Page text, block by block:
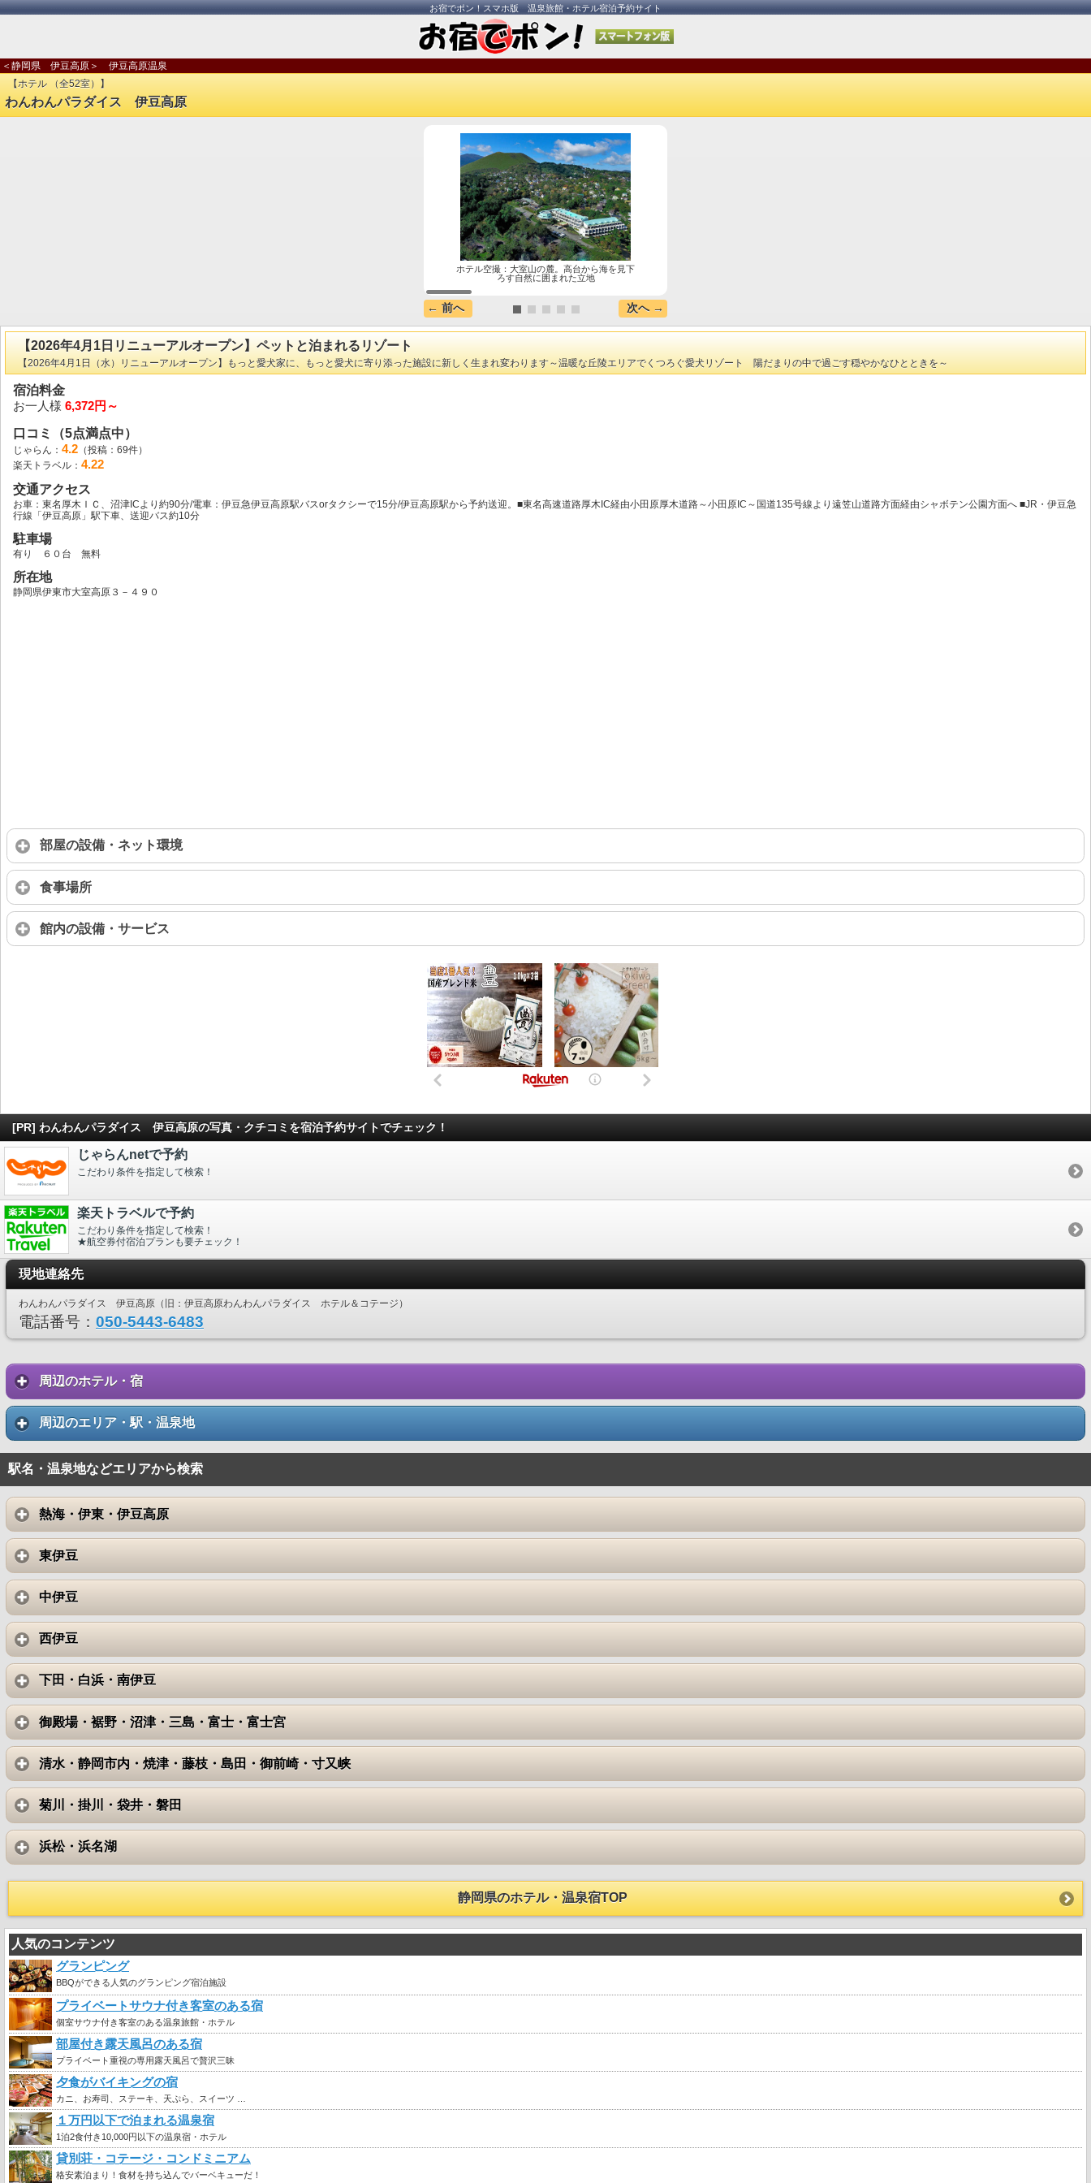
お宿でポン！スマホ版 温泉旅館・ホテル宿泊予約サイト
＜静岡県 伊豆高原＞ 伊豆高原温泉
【ホテル （全52室）】
わんわんパラダイス 伊豆高原
ホテル空撮：大室山の麓。高台から海を見下
ろす自然に囲まれた立地
← 前へ 次へ →
【2026年4月1日リニューアルオープン】ペットと泊まれるリゾート
【2026年4月1日（水）リニューアルオープン】もっと愛犬家に、もっと愛犬に寄り添った施設に新しく生まれ変わります～温暖な丘陵エリアでくつろぐ愛犬リゾート 陽だまりの中で過ごす穏やかなひとときを～
宿泊料金
お一人様 6,372円～
口コミ（5点満点中）
じゃらん： 4.2 （投稿：69件）
楽天トラベル： 4.22
交通アクセス
お車：東名厚木ＩＣ、沼津ICより約90分/電車：伊豆急伊豆高原駅バスorタクシーで15分/伊豆高原駅から予約送迎。■東名高速道路厚木IC経由小田原厚木道路～小田原IC～国道135号線より遠笠山道路方面経由シャボテン公園方面へ ■JR・伊豆急
行線「伊豆高原」駅下車、送迎バス約10分
駐車場
有り ６０台 無料
所在地
静岡県伊東市大室高原３－４９０
部屋の設備・ネット環境
食事場所
館内の設備・サービス
[PR] わんわんパラダイス 伊豆高原の写真・クチコミを宿泊予約サイトでチェック！
じゃらんnetで予約
こだわり条件を指定して検索！
楽天トラベルで予約
こだわり条件を指定して検索！
★航空券付宿泊プランも要チェック！
現地連絡先
わんわんパラダイス 伊豆高原（旧：伊豆高原わんわんパラダイス ホテル＆コテージ）
電話番号： 050-5443-6483
周辺のホテル・宿
周辺のエリア・駅・温泉地
駅名・温泉地などエリアから検索
熱海・伊東・伊豆高原
東伊豆
中伊豆
西伊豆
下田・白浜・南伊豆
御殿場・裾野・沼津・三島・富士・富士宮
清水・静岡市内・焼津・藤枝・島田・御前崎・寸又峡
菊川・掛川・袋井・磐田
浜松・浜名湖
静岡県のホテル・温泉宿TOP
人気のコンテンツ
グランピング
BBQができる人気のグランピング宿泊施設
プライベートサウナ付き客室のある宿
個室サウナ付き客室のある温泉旅館・ホテル
部屋付き露天風呂のある宿
プライベート重視の専用露天風呂で贅沢三昧
夕食がバイキングの宿
カニ、お寿司、ステーキ、天ぷら、スイーツ …
１万円以下で泊まれる温泉宿
1泊2食付き10,000円以下の温泉宿・ホテル
貸別荘・コテージ・コンドミニアム
格安素泊まり！食材を持ち込んでバーベキューだ！